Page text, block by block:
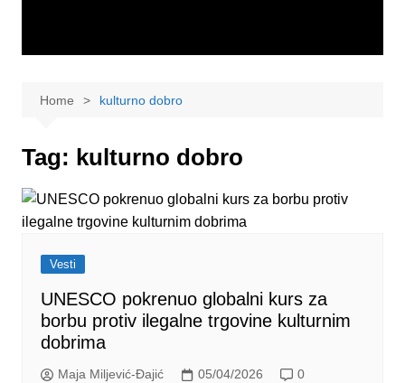
Home kulturno dobro
Tag: kulturno dobro
Vesti
UNESCO pokrenuo globalni kurs za
borbu protiv ilegalne trgovine kulturnim
dobrima
Maja Miljević-Đajić 05/04/2026 0